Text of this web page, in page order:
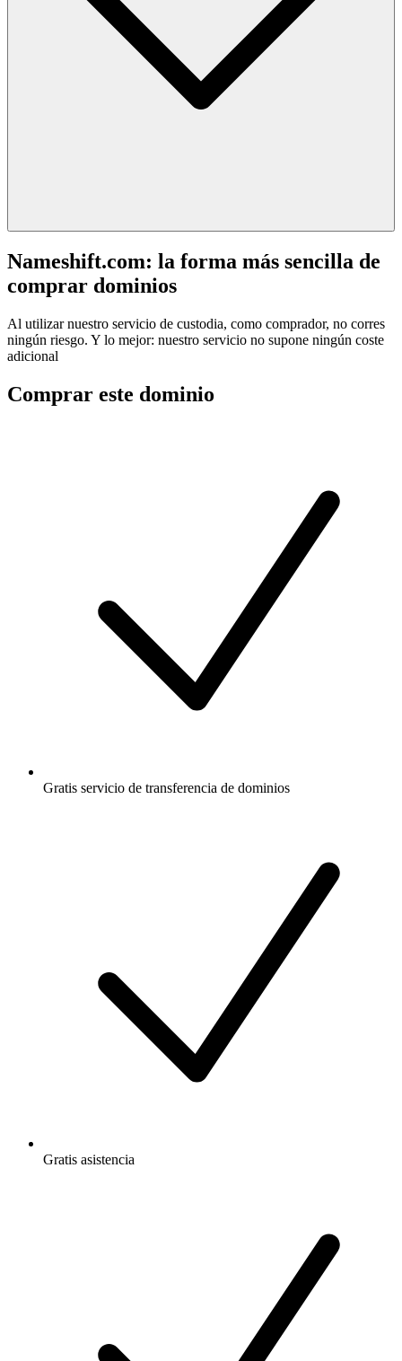
Nameshift.com: la forma más sencilla de
comprar dominios
Al utilizar nuestro servicio de custodia, como comprador, no corres
ningún riesgo. Y lo mejor: nuestro servicio no supone ningún coste
adicional
Comprar este dominio
Gratis servicio de transferencia de dominios
Gratis asistencia